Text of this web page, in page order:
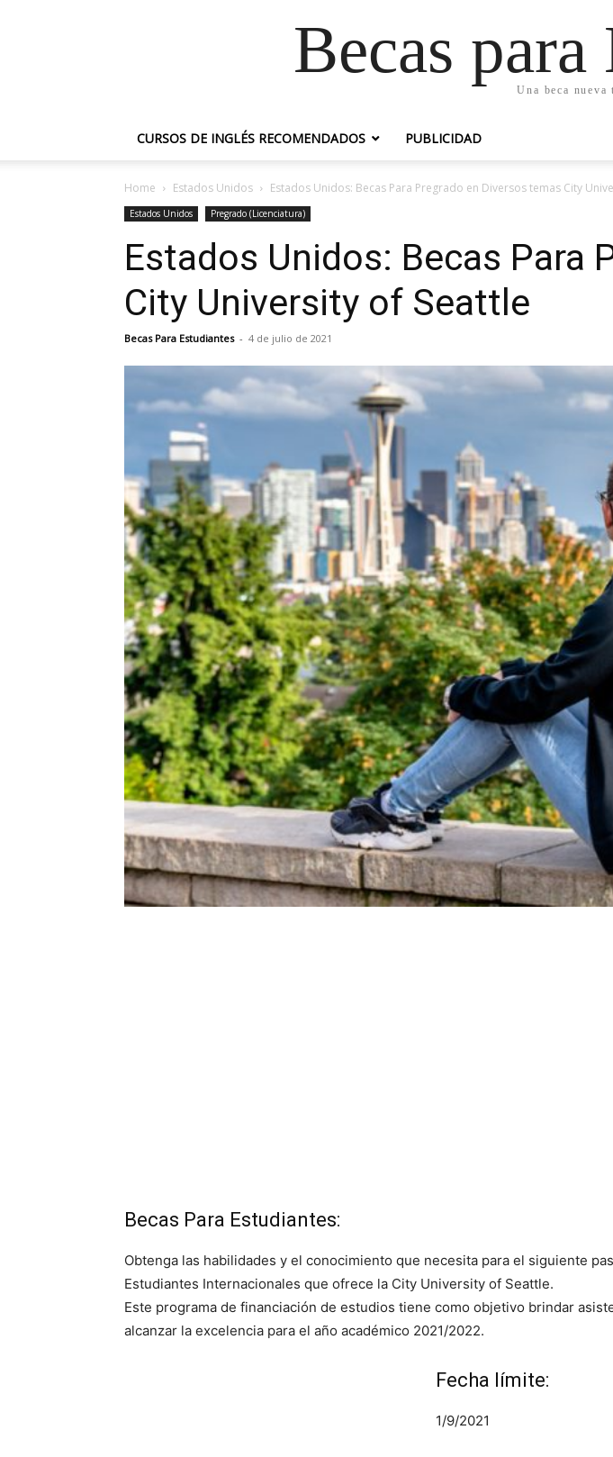
Becas
Una beca
CURSOS DE INGLÉS RECOMENDADOS PUBLICIDAD
Home Estados Unidos Estados Unidos: Becas Para Pregrado en Diversos temas City
Estados Unidos Pregrado (Licenciatura)
Estados Unidos: Becas Para
City University of Seattle
Becas Para Estudiantes - 4 de julio de 2021
Becas Para Estudiantes:
Obtenga las habilidades y el conocimiento que necesita para el siguiente
Estudiantes Internacionales que ofrece la City University of Seattle.
Este programa de financiación de estudios tiene como objetivo brindar
alcanzar la excelencia para el año académico 2021/2022.
Fecha límite:
1/9/2021
Suscríbete
mundo